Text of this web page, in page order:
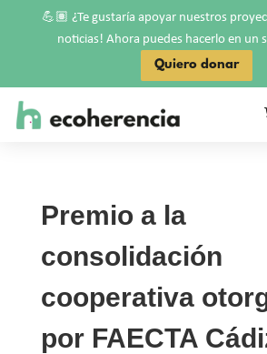
Premio a la
consolidación
cooperativa
por FAECTA
💪🏽 ¿Te gustaría apoyar nuestros
noticias! Ahora puedes hacerlo en un
Quiero donar